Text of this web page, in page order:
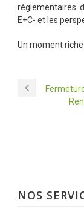
réglementaires
E+C- et les
Un moment
NOS